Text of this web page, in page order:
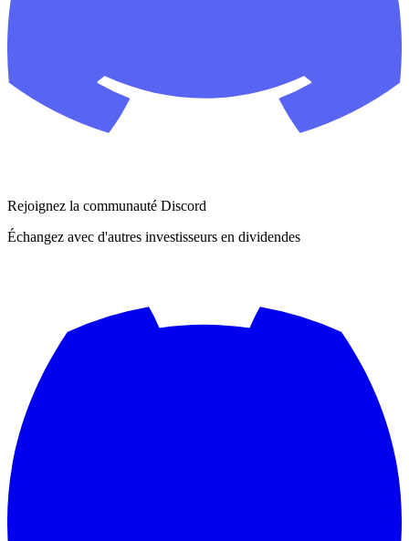
Rejoignez la communauté Discord
Échangez avec d'autres investisseurs en dividendes